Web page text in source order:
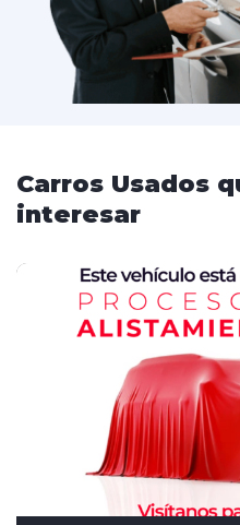
Carros Usados
interesar